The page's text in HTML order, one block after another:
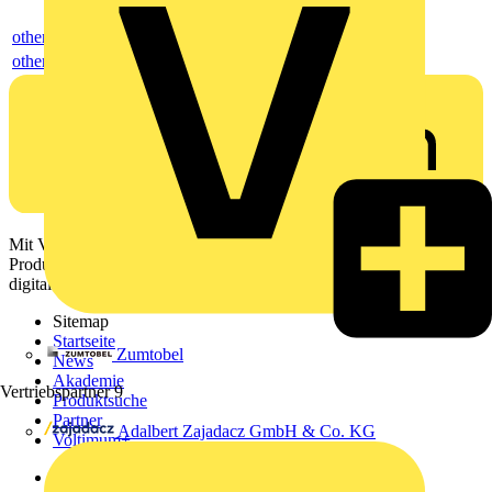
Zumtobel
Vertriebspartner 9
Adalbert Zajadacz GmbH & Co. KG
others
others
Mit Voltimum erhalten Elektrofachkräfte Zugang zu Branchennews,
Produktinformationen, Schulungen und Tools – alles auf einer
digitalen Plattform und Community.
Sitemap
Startseite
News
Akademie
Produktsuche
Partner
Voltimum+